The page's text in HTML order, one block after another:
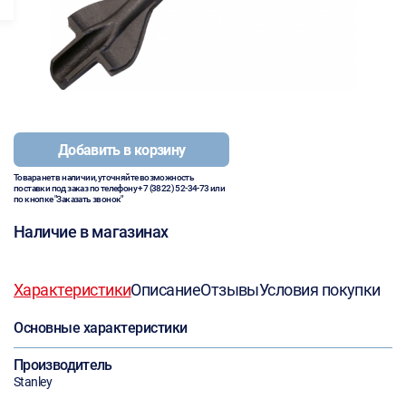
Добавить в корзину
Товара нет в наличии, уточняйте возможность
поставки под заказ по телефону+7 (3822) 52-34-73или
по кнопке "Заказать звонок"
Наличие в магазинах
ХарактеристикиОписаниеОтзывыУсловия покупки
Основные характеристики
Производитель
Stanley